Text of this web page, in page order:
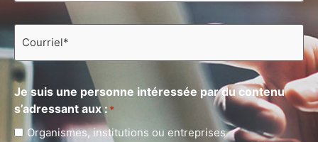
Courriel
Je suis une personne intéressée par du contenu
s’adressant aux : *
Organismes, institutions ou entreprises